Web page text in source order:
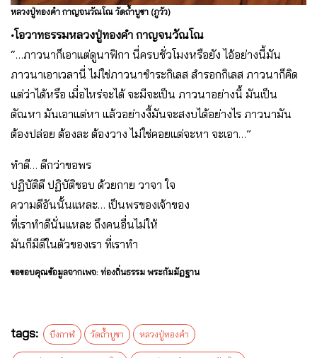
หลวงปู่ทองคำ กาญจนวัณโณ วัดถ้ำบูชา (ภูวัว)
•โอวาทธรรมหลวงปู่ทองคำ กาญจนวัณโณ
“…ภาวนาก็เอาแต่ดูนาฟิกา นี่ครบชั่วโมงหรือยัง ไอ้อย่างนี้มัน
ภาวนาเอาเวลานี่ ไม่ใช่ภาวนาชำระกิเลส สำรอกกิเลส ภาวนาก็คิด
แต่ว่าได้หรึอ เมื่อไหร่จะได้ จะมีจะเป็น ภาวนาอย่างนี้ มันเป็น
ตัณหา มันเอาแต่หา แล้วอย่างงี้มันจะสงบได้อย่างไร ภาวนามัน
ต้องปล่อย ต้องละ ต้องวาง ไม่ใช่คอยแต่จะหา จะเอา…”
ทำดี… ดีกว่า​ขอพร
ปฏิบัติ​ดี​ ปฏิบัติ​ชอบ​ ด้วยกาย​ วาจา​ ใจ
ความดีอันนั้นแหละ… เป็นพรของเจ้าของ
ที่เราทำดีนั่นแหละ​ ถึงคนอื่นไม่ให้
มันก็มีดีในตัวของเรา​ ที่เราทำ
ขอขอบคุณข้อมูลจากเพจ: ท่องถิ่นธรรม พระกัมมัฏฐาน
tags: บึงกาฬ วัดถ้ำบูชา หลวงปู่ทองคำ